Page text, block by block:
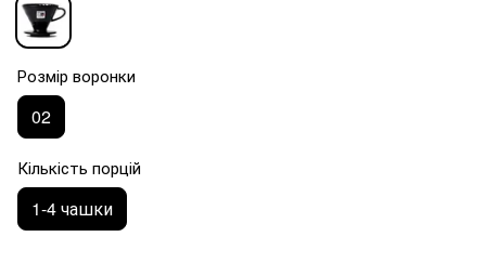
Розмір воронки
02
Кількість порцій
1-4 чашки